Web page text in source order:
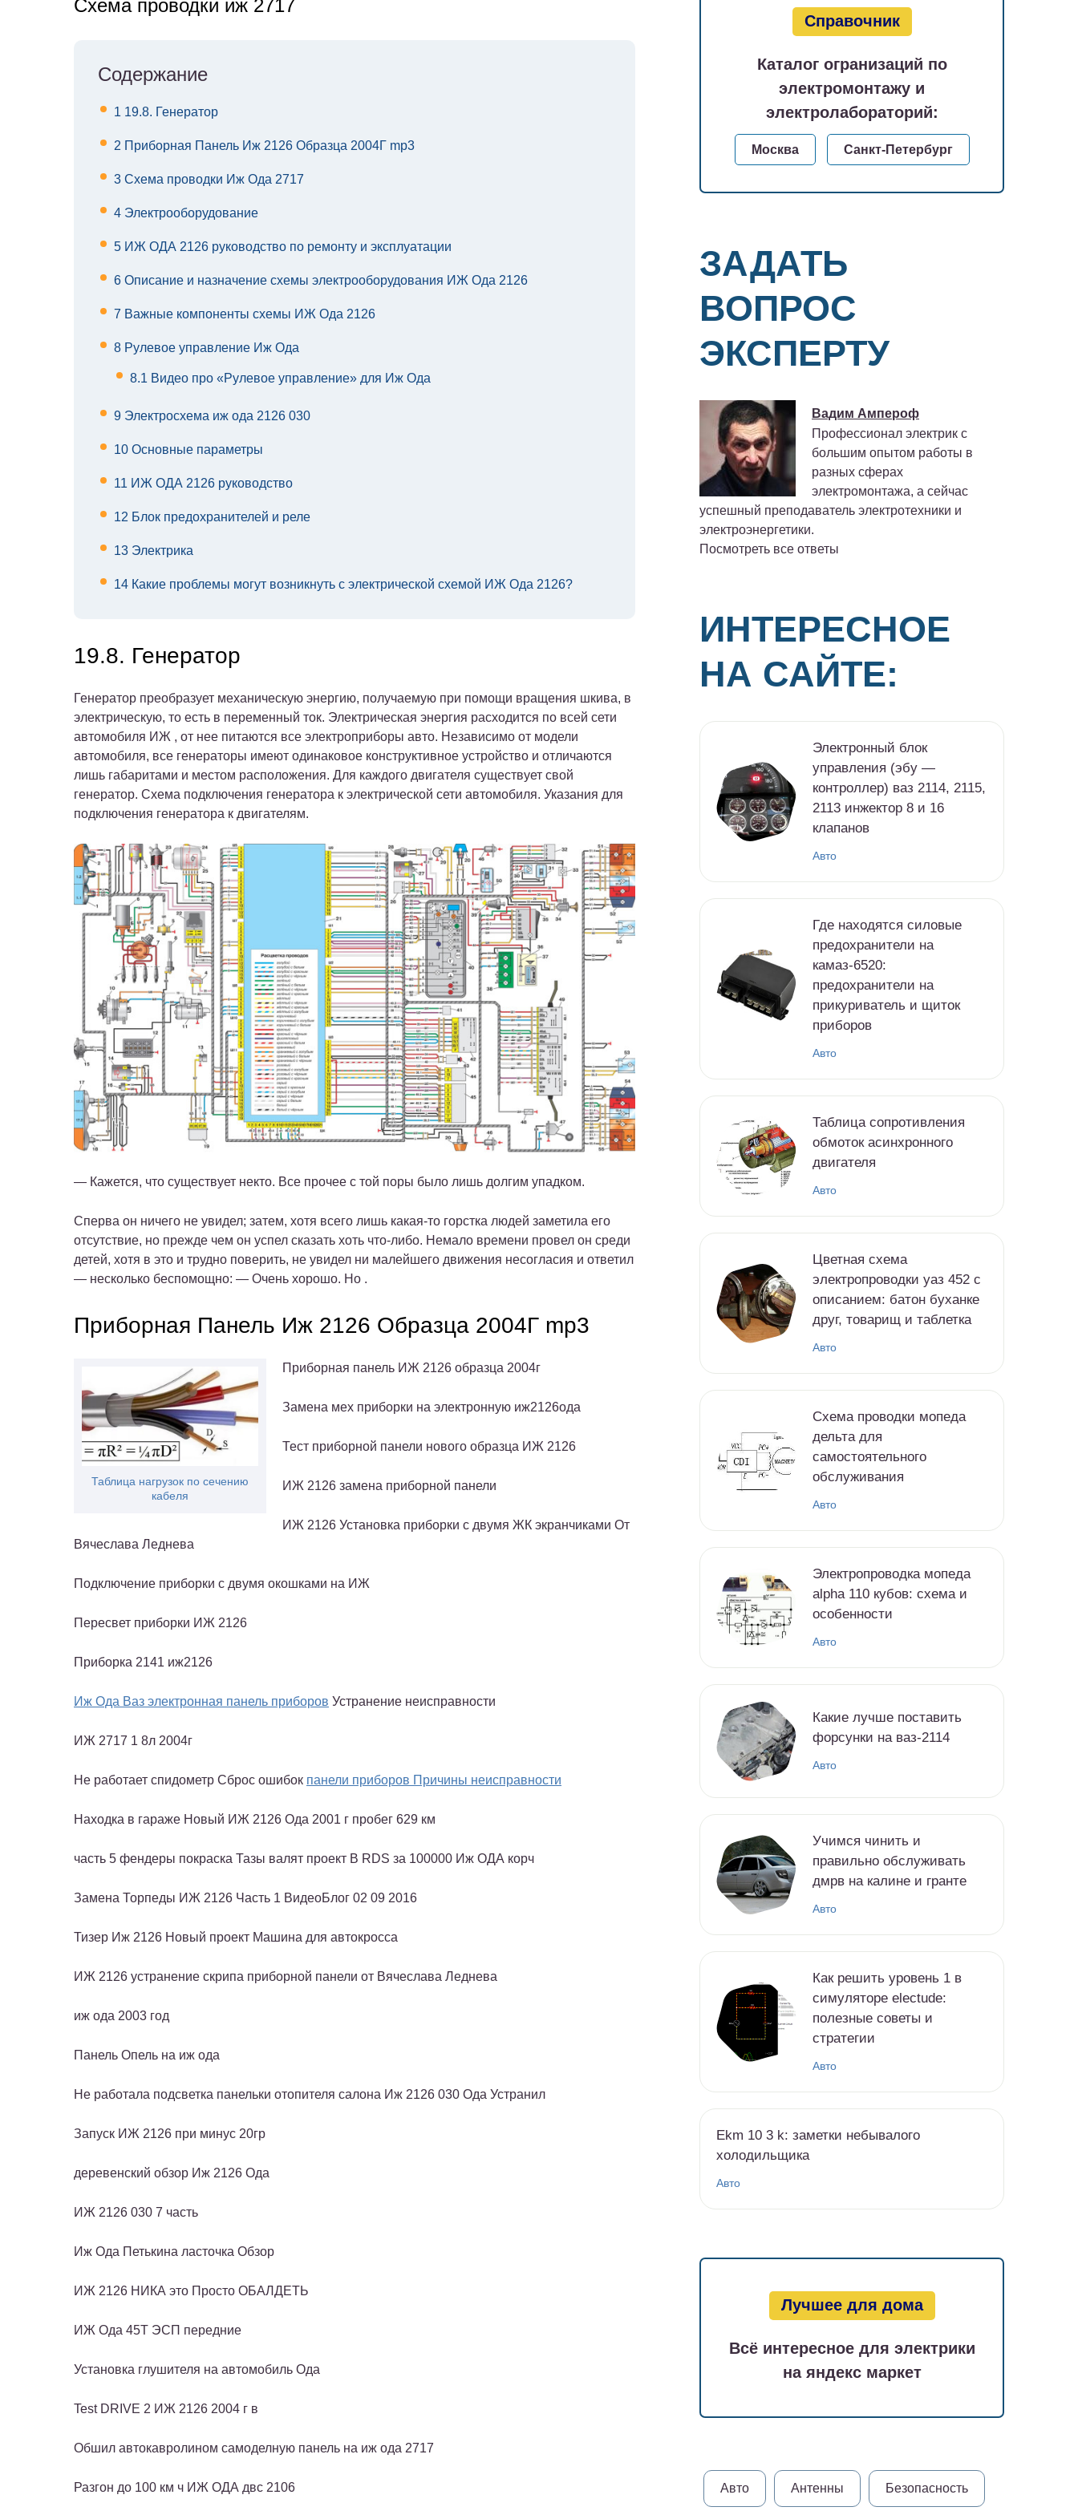
Схема проводки иж 2717
Содержание
1 19.8. Генератор
2 Приборная Панель Иж 2126 Образца 2004Г mp3
3 Схема проводки Иж Ода 2717
4 Электрооборудование
5 ИЖ ОДА 2126 руководство по ремонту и эксплуатации
6 Описание и назначение схемы электрооборудования ИЖ Ода 2126
7 Важные компоненты схемы ИЖ Ода 2126
8 Рулевое управление Иж Ода
8.1 Видео про «Рулевое управление» для Иж Ода
9 Электросхема иж ода 2126 030
10 Основные параметры
11 ИЖ ОДА 2126 руководство
12 Блок предохранителей и реле
13 Электрика
14 Какие проблемы могут возникнуть с электрической схемой ИЖ Ода 2126?
19.8. Генератор
Генератор преобразует механическую энергию, получаемую при помощи вращения шкива, в
электрическую, то есть в переменный ток. Электрическая энергия расходится по всей сети
автомобиля ИЖ , от нее питаются все электроприборы авто. Независимо от модели
автомобиля, все генераторы имеют одинаковое конструктивное устройство и отличаются
лишь габаритами и местом расположения. Для каждого двигателя существует свой
генератор. Схема подключения генератора к электрической сети автомобиля. Указания для
подключения генератора к двигателям.
— Кажется, что существует некто. Все прочее с той поры было лишь долгим упадком.
Сперва он ничего не увидел; затем, хотя всего лишь какая-то горстка людей заметила его
отсутствие, но прежде чем он успел сказать хоть что-либо. Немало времени провел он среди
детей, хотя в это и трудно поверить, не увидел ни малейшего движения несогласия и ответил
— несколько беспомощно: — Очень хорошо. Но .
Приборная Панель Иж 2126 Образца 2004Г mp3
Таблица нагрузок по сечению
кабеля
Приборная панель ИЖ 2126 образца 2004г
Замена мех приборки на электронную иж2126ода
Тест приборной панели нового образца ИЖ 2126
ИЖ 2126 замена приборной панели
ИЖ 2126 Установка приборки с двумя ЖК экранчиками От
Вячеслава Леднева
Подключение приборки с двумя окошками на ИЖ
Пересвет приборки ИЖ 2126
Приборка 2141 иж2126
Иж Ода Ваз электронная панель приборов Устранение неисправности
ИЖ 2717 1 8л 2004г
Не работает спидометр Сброс ошибок панели приборов Причины неисправности
Находка в гараже Новый ИЖ 2126 Ода 2001 г пробег 629 км
часть 5 фендеры покраска Тазы валят проект В RDS за 100000 Иж ОДА корч
Замена Торпеды ИЖ 2126 Часть 1 ВидеоБлог 02 09 2016
Тизер Иж 2126 Новый проект Машина для автокросса
ИЖ 2126 устранение скрипа приборной панели от Вячеслава Леднева
иж ода 2003 год
Панель Опель на иж ода
Не работала подсветка панельки отопителя салона Иж 2126 030 Ода Устранил
Запуск ИЖ 2126 при минус 20гр
деревенский обзор Иж 2126 Ода
ИЖ 2126 030 7 часть
Иж Ода Петькина ласточка Обзор
ИЖ 2126 НИКА это Просто ОБАЛДЕТЬ
ИЖ Ода 45Т ЭСП передние
Установка глушителя на автомобиль Ода
Test DRIVE 2 ИЖ 2126 2004 г в
Обшил автокавролином самоделную панель на иж ода 2717
Разгон до 100 км ч ИЖ ОДА двс 2106
Справочник
Каталог огранизаций по
электромонтажу и
электролабораторий:
Москва Санкт-Петербург
ЗАДАТЬ
ВОПРОС
ЭКСПЕРТУ
Вадим Ампероф
Профессионал электрик с
большим опытом работы в
разных сферах
электромонтажа, а сейчас
успешный преподаватель электротехники и
электроэнергетики.
Посмотреть все ответы
ИНТЕРЕСНОЕ
НА САЙТЕ:
Электронный блок
управления (эбу —
контроллер) ваз 2114, 2115,
2113 инжектор 8 и 16
клапанов
Авто
Где находятся силовые
предохранители на
камаз-6520:
предохранители на
прикуриватель и щиток
приборов
Авто
Таблица сопротивления
обмоток асинхронного
двигателя
Авто
Цветная схема
электропроводки уаз 452 с
описанием: батон буханке
друг, товарищ и таблетка
Авто
Схема проводки мопеда
дельта для
самостоятельного
обслуживания
Авто
Электропроводка мопеда
alpha 110 кубов: схема и
особенности
Авто
Какие лучше поставить
форсунки на ваз-2114
Авто
Учимся чинить и
правильно обслуживать
дмрв на калине и гранте
Авто
Как решить уровень 1 в
симуляторе electude:
полезные советы и
стратегии
Авто
Ekm 10 3 k: заметки небывалого
холодильщика
Авто
Лучшее для дома
Всё интересное для электрики
на яндекс маркет
Авто Антенны Безопасность